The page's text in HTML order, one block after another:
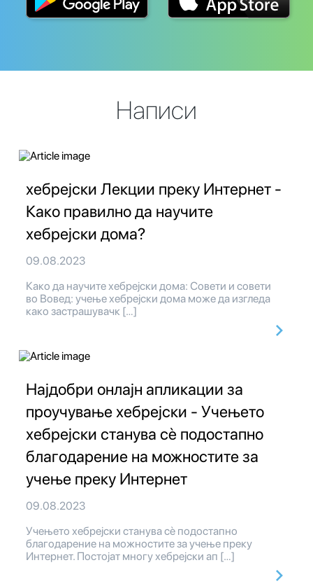
Написи
хебрејски Лекции преку Интернет -
Како правилно да научите
хебрејски дома?
09.08.2023
Како да научите хебрејски дома: Совети и совети
во Вовед: учење хебрејски дома може да изгледа
како застрашувачк […]
Најдобри онлајн апликации за
проучување хебрејски - Учењето
хебрејски станува сè подостапно
благодарение на можностите за
учење преку Интернет
09.08.2023
Учењето хебрејски станува сè подостапно
благодарение на можностите за учење преку
Интернет. Постојат многу хебрејски ап […]